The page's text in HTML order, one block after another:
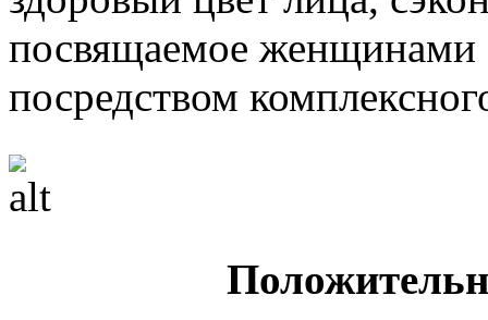
посвящаемое женщинами
посредством